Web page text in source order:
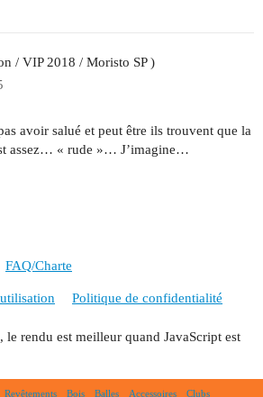
/ VIP 2018 / Moristo SP )
avoir salué et peut être ils trouvent que la
assez… « rude »… J’imagine…
FAQ/Charte
Politique de confidentialité
, le rendu est meilleur quand JavaScript est
Revêtements Bois Balles Accessoires Clubs